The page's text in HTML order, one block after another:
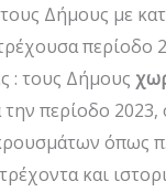
Δήμους με
περίοδο
: τους Δήμους
την περίοδο
όπως
και